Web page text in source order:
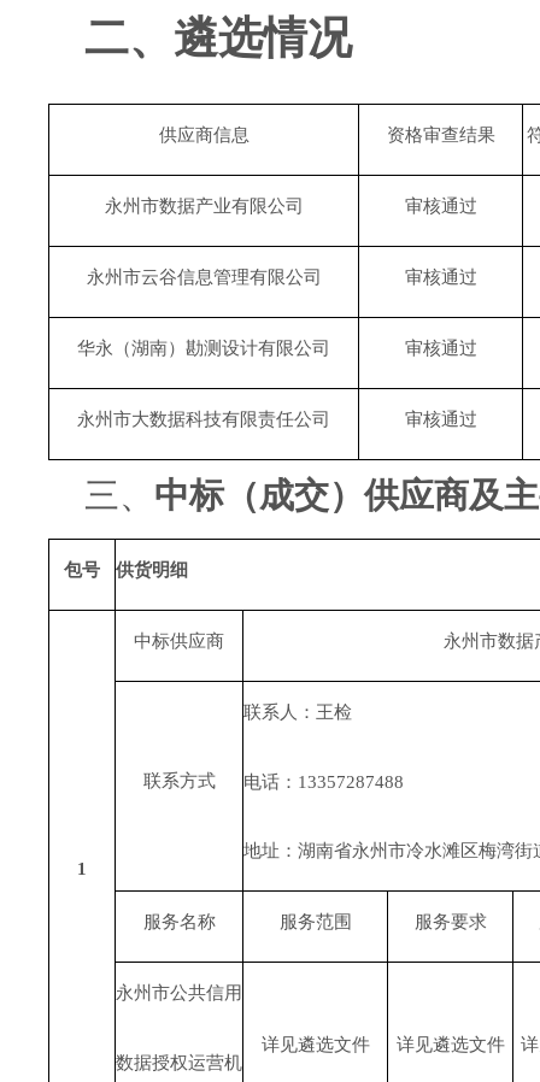
二、 遴选情况
供应商信息 资格审查结果
永州市数据产业有限公司 审核通过
永州市云谷信息管理有限公司 审核通过
华永（湖南）勘测设计有限公司 审核通过
永州市大数据科技有限责任公司 审核通过
三、 中标（成交）供应商及
包号 供货明细
1
中标供应商 永州市数据
联系方式
联系人：王检
电话： 13357287488
地址：湖南省永州市冷水滩区梅湾街
服务名称 服务范围 服务要求
永州市公共信用
数据授权运营机
详见遴选文件 详见遴选文件